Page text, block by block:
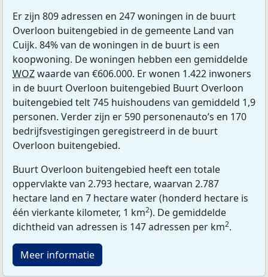
Er zijn 809 adressen en 247 woningen in de buurt
Overloon buitengebied in de gemeente Land van
Cuijk. 84% van de woningen in de buurt is een
koopwoning. De woningen hebben een gemiddelde
WOZwaarde van €606.000. Er wonen 1.422 inwoners
in de buurt Overloon buitengebied Buurt Overloon
buitengebied telt 745 huishoudens van gemiddeld 1,9
personen. Verder zijn er 590 personenauto’s en 170
bedrijfsvestigingen geregistreerd in de buurt
Overloon buitengebied.
Buurt Overloon buitengebied heeft een totale
oppervlakte van 2.793 hectare, waarvan 2.787
hectare land en 7 hectare water (honderd hectare is
één vierkante kilometer, 1 km2). De gemiddelde
dichtheid van adressen is 147 adressen per km2.
Meer informatie